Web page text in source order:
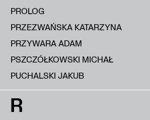
PROLOG
PRZEZWAŃSKA KATARZYNA
PRZYWARA ADAM
PSZCZÓŁKOWSKI MICHAŁ
PUCHALSKI JAKUB
R